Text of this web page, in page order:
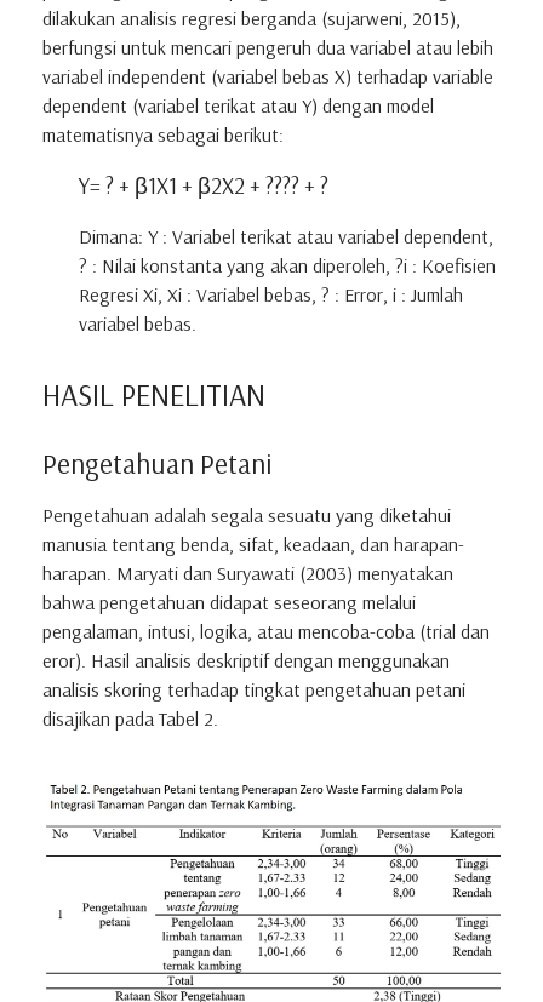
dilakukan analisis regresi berganda (sujarweni, 2015),
berfungsi untuk mencari pengeruh dua variabel atau lebih
variabel independent (variabel bebas X) terhadap variable
dependent (variabel terikat atau Y) dengan model
matematisnya sebagai berikut:
Y= ? + β1X1 + β2X2 + ???? + ?
Dimana: Y : Variabel terikat atau variabel dependent,
? : Nilai konstanta yang akan diperoleh, ?i : Koefisien
Regresi Xi, Xi : Variabel bebas, ? : Error, i : Jumlah
variabel bebas.
HASIL PENELITIAN
Pengetahuan Petani
Pengetahuan adalah segala sesuatu yang diketahui
manusia tentang benda, sifat, keadaan, dan harapan-
harapan. Maryati dan Suryawati (2003) menyatakan
bahwa pengetahuan didapat seseorang melalui
pengalaman, intusi, logika, atau mencoba-coba (trial dan
eror). Hasil analisis deskriptif dengan menggunakan
analisis skoring terhadap tingkat pengetahuan petani
disajikan pada Tabel 2.